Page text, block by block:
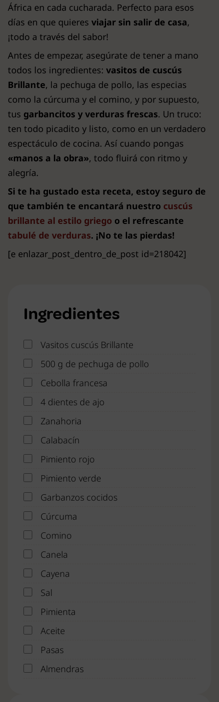
África en cada cucharada. Perfecto para esos
días en que quieres viajar sin salir de casa,
¡todo a través del sabor!
Antes de empezar, asegúrate de tener a mano
todos los ingredientes: vasitos de cuscús
Brillante, la pechuga de pollo, las especias
como la cúrcuma y el comino, y por supuesto,
tus garbancitos y verduras frescas. Un truco:
ten todo picadito y listo, como en un verdadero
espectáculo de cocina. Así cuando pongas
«manos a la obra», todo fluirá con ritmo y
alegría.
Si te ha gustado esta receta, estoy seguro de
que también te encantará nuestro cuscús
brillante al estilo griego o el refrescante
tabulé de verduras. ¡No te las pierdas!
[e enlazar_post_dentro_de_post id=218042]
Ingredientes
Vasitos cuscús Brillante
500 g de pechuga de pollo
Cebolla francesa
4 dientes de ajo
Zanahoria
Calabacín
Pimiento rojo
Pimiento verde
Garbanzos cocidos
Cúrcuma
Comino
Canela
Cayena
Sal
Pimienta
Aceite
Pasas
Almendras